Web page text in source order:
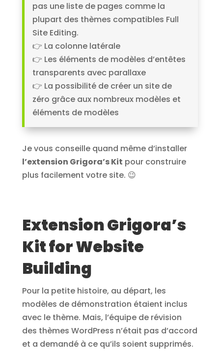
pas une liste de pages comme la
plupart des thèmes compatibles Full
Site Editing.
👉​ La colonne latérale
👉​ Les éléments de modèles d’entêtes
transparents avec parallaxe
👉​ La possibilité de créer un site de
zéro grâce aux nombreux modèles et
éléments de modèles
Je vous conseille quand même d’installer
l’extension Grigora’s Kit pour construire
plus facilement votre site. 😉
Extension Grigora’s
Kit for Website
Building
Pour la petite histoire, au départ, les
modèles de démonstration étaient inclus
avec le thème. Mais, l’équipe de révision
des thèmes WordPress n’était pas d’accord
et a demandé à ce qu’ils soient supprimés.